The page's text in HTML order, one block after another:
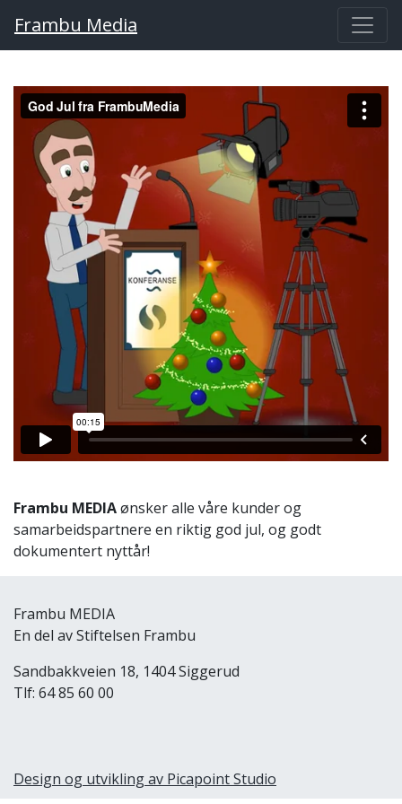
Main Navigation
Frambu Media
Frambu MEDIAønsker alle våre kunder og
samarbeidspartnere en riktig god jul, og godt
dokumentert nyttår!
Frambu MEDIA
En del av Stiftelsen Frambu
Sandbakkveien 18, 1404 Siggerud
Tlf: 64 85 60 00
Design og utvikling av Picapoint Studio